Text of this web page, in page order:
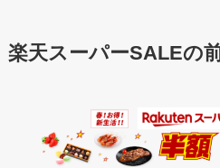
楽天スーパーSALEの